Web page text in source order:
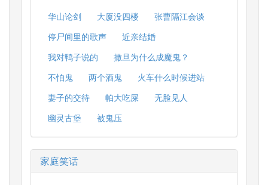
华山论剑 大厦没四楼
张曹隔江会谈
停尸间里的歌声
近亲结婚
我对鸭子说的
撒旦为什么成魔鬼？
不怕鬼
两个酒鬼
火车什么时候进站
妻子的交待
帕大吃屎
无脸见人
幽灵古堡
被鬼压
家庭笑话